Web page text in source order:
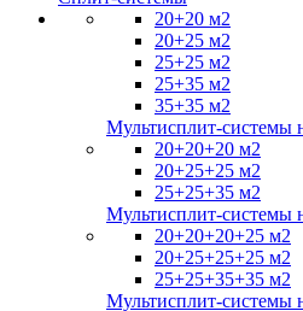
20+20 м2
20+25 м2
25+25 м2
25+35 м2
35+35 м2
Мультисплит-системы
20+20+20 м2
20+25+25 м2
25+25+35 м2
Мультисплит-системы
20+20+20+25 м2
20+25+25+25 м2
25+25+35+35 м2
Мультисплит-системы